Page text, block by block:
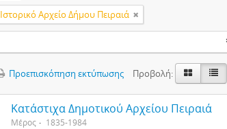
Ιστορικό Αρχείο Δήμου Πειραιά
Προεπισκόπηση εκτύπωσης Προβολή:
Κατάστιχα Δημοτικού Αρχείου Πειραιά
Μέρος 1835-1984